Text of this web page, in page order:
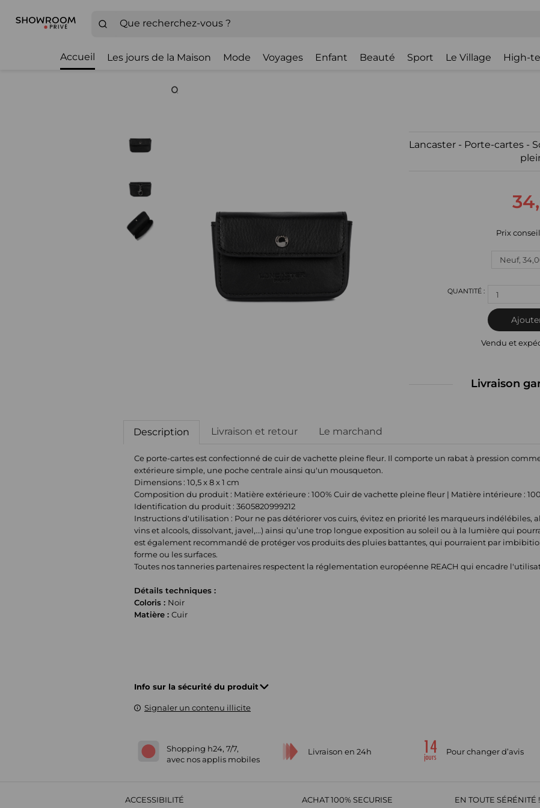
Accueil Les jours de la Maison Mode Voyages Enfant Beauté Sport Le Village High-
Lancaster - Porte-cartes -
Prix
1
Vendu et
Livraison
Description Livraison et retour Le marchand
Ce porte-cartes est confectionné de cuir de vachette pleine fleur. Il comporte un rabat à pression
extérieure simple, une poche centrale ainsi qu'un mousqueton.
Dimensions : 10,5 x 8 x 1 cm
Composition du produit : Matière extérieure : 100% Cuir de vachette pleine fleur | Matière intérieure :
Identification du produit : 3605820999212
Instructions d'utilisation : Pour ne pas détériorer vos cuirs, évitez en priorité les marqueurs indélébiles,
vins et alcools, dissolvant, javel,...) ainsi qu’une trop longue exposition au soleil ou à la lumière qui
est également recommandé de protéger vos produits des pluies battantes, qui pourraient par
forme ou les surfaces.
Toutes nos tanneries partenaires respectent la réglementation européenne REACH qui encadre
Détails techniques :
Coloris : Noir
Matière :Cuir
Info sur la sécurité du produit
Signaler un contenu illicite
Shopping h24, 7/7,
avec nos applis mobiles
Livraison en 24h Pour changer d’avis
ACCESSIBILITÉ ACHAT 100% SECURISE EN TOUTE SÉRÉNITÉ !